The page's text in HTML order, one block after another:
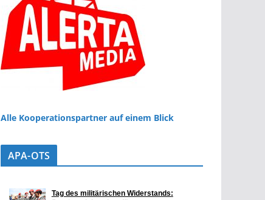
Alle Kooperationspartner auf einem Blick
APA-OTS